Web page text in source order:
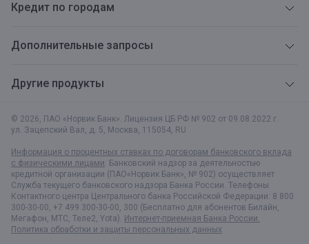
© 2026, ПАО «Норвик Банк». Лицензия ЦБ РФ № 902 от 09.08.2022 г.
ул. Зацепский Вал, д. 5, Москва, 115054, RU
Информация о процентных ставках по договорам банковского вклада
с физическими лицами. Банковский надзор за деятельностью
кредитной организации (ПАО«Норвик Банк», № 902) осуществляет
Служба текущего банковского надзора Банка России. Телефоны
Контактного центра Центрального банка Российской Федерации: 8 800
300-30-00, +7 499 300-30-00, 300 (Бесплатно для абонентов Билайн,
Мегафон, МТС, Теле2, Yota). Интернет-приемная Банка России.
Политика обработки и защиты персональных данных
Кредит по городам
Дополнительные запросы
Другие продукты